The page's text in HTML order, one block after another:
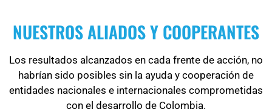
NUESTROS ALIADOS Y COOPERANTES
Los resultados alcanzados en cada frente de acción, no
habrían sido posibles sin la ayuda y cooperación de
entidades nacionales e internacionales comprometidas
con el desarrollo de Colombia.